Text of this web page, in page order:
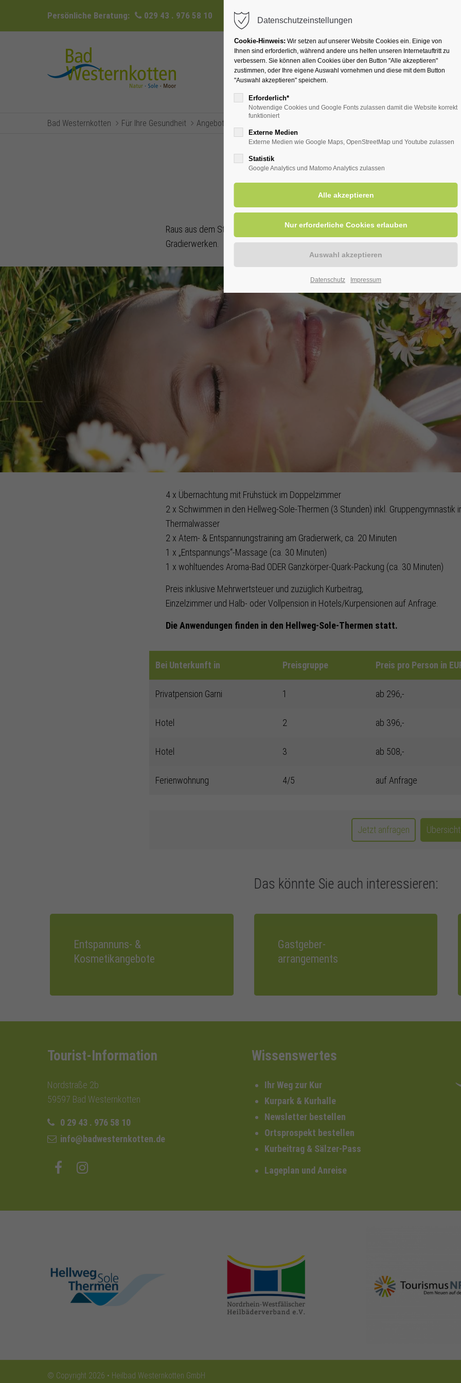
Persönliche Beratung: 029 43 . 976 58 10 info@badwesternkotten.de
Ihr Heilbad Übernachten Für Ihre
Bad Westernkotten Für Ihre Gesundheit Angebote für Ihren Gesundheitsurlaub
Atem holen
Gesundheits Pauschalen
Raus aus dem Stress und mal wieder Atem holen! Am besten mit gezielten
Gradierwerken.
4 x Übernachtung mit Frühstück im Doppelzimmer
2 x Schwimmen in den Hellweg-Sole-Thermen (3 Stunden) inkl. Gruppengymnastik
Thermalwasser
2 x Atem- & Entspannungstraining am Gradierwerk, ca. 20 Minuten
1 x „Entspannungs“-Massage (ca. 30 Minuten)
1 x wohltuendes Aroma-Bad ODER Ganzkörper-Quark-Packung (ca. 30 Minuten)
Preis inklusive Mehrwertsteuer und zuzüglich Kurbeitrag,
Einzelzimmer und Halb- oder Vollpension in Hotels/Kurpensionen auf Anfrage.
Die Anwendungen finden in den Hellweg-Sole-Thermen statt.
Bei Unterkunft in Preisgruppe Preis pro Person in
Privatpension Garni 1 ab 296,-
Hotel 2 ab 396,-
Hotel 3 ab 508,-
Ferienwohnung 4/5 auf Anfrage
Jetzt anfragen
Das könnte Sie auch interessieren:
Entspannuns- &
Kosmetikangebote
Gastgeber-
arrangements
Tourist-Information
Nordstraße 2b
59597 Bad Westernkotten
0 29 43 . 976 58 10
info@badwesternkotten.de
Wissenswertes
Ihr Weg zur Kur
Kurpark & Kurhalle
Newsletter bestellen
Ortsprospekt bestellen
Kurbeitrag & Sälzer-Pass
Lageplan und Anreise
hellweg-sole-
thermen.de
heilbaeder.de
nrw-tourismus.de
© Copyright 2026 • Heilbad Westernkotten GmbH
Datenschutzeinstellungen
Cookie-Hinweis: Wir setzen auf unserer Website Cookies ein. Einige von
Ihnen sind erforderlich, während andere uns helfen unseren Internetauftritt zu
verbessern. Sie können allen Cookies über den Button "Alle akzeptieren"
zustimmen, oder Ihre eigene Auswahl vornehmen und diese mit dem Button
"Auswahl akzeptieren" speichern.
Erforderlich*
Notwendige Cookies und Google Fonts zulassen damit die Website korrekt
funktioniert
Externe Medien
Externe Medien wie Google Maps, OpenStreetMap und Youtube zulassen
Statistik
Google Analytics und Matomo Analytics zulassen
Datenschutz Impressum